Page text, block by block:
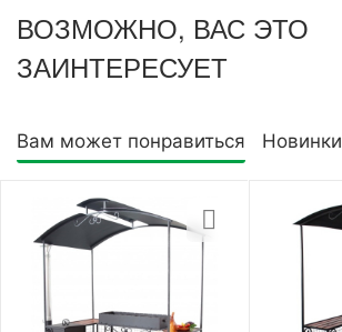
ВОЗМОЖНО, ВАС ЭТО
ЗАИНТЕРЕСУЕТ
Вам может понравиться Новинки